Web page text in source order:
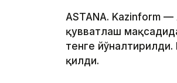
ASTANA. Kazinform —
қувватлаш
тенге
қилди.